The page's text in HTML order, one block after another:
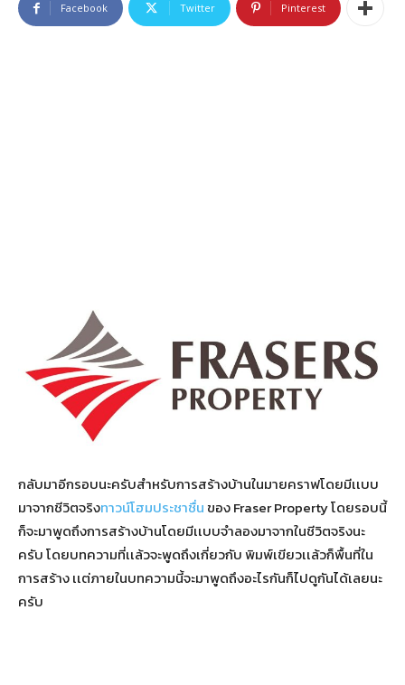
Facebook Twitter Pinterest
กลับมาอีกรอบนะครับสำหรับการสร้างบ้านในมายคราฟโดยมีเเบบ
มาจากชีวิตจริงทาวน์โฮมประชาชื่นของ Fraser Property โดยรอบนี้
ก็จะมาพูดถึงการสร้างบ้านโดยมีเเบบจำลองมาจากในชีวิตจริงนะ
ครับ โดยบทความที่เเล้วจะพูดถึงเกี่ยวกับ พิมพ์เขียวเเล้วก็พื้นที่ใน
การสร้าง เเต่ภายในบทความนี้จะมาพูดถึงอะไรกันก็ไปดูกันได้เลยนะ
ครับ